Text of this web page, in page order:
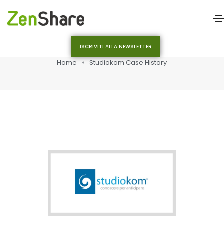
ISCRIVITI ALLA NEWSLETTER
Home Studiokom Case History